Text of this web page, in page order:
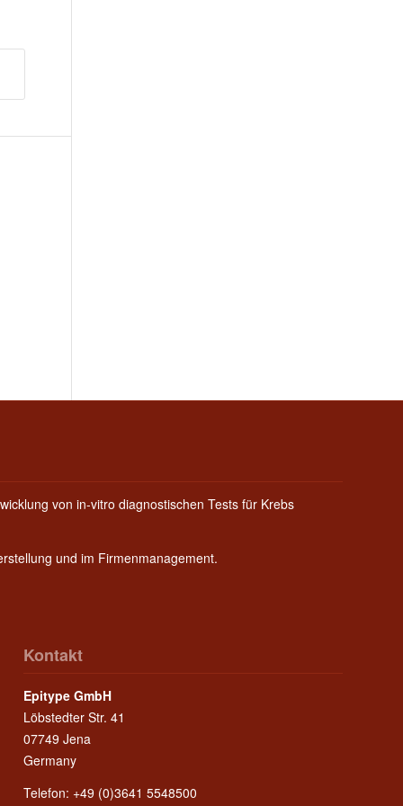
von in-vitro diagnostischen Tests für Krebs
und im Firmenmanagement.
Kontakt
Epitype GmbH
Löbstedter Str. 41
07749 Jena
Germany
Telefon: +49 (0)3641 5548500